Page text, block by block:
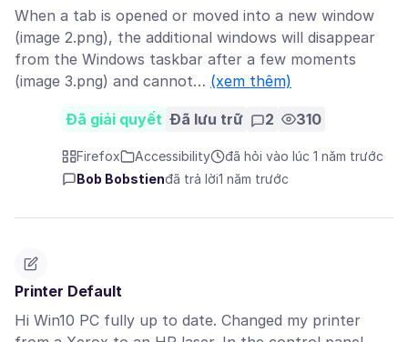
When a tab is opened or moved into a new window
(image 2.png), the additional windows will disappear
from the Windows taskbar after a few moments
(image 3.png) and cannot… (xem thêm)
Đã giải quyết Đã lưu trữ 2 310
Firefox Accessibility
đã hỏi vào lúc 1 năm trước
Bob Bobstienđã trả lời1 năm trước
Printer Default
Hi Win10 PC fully up to date. Changed my printer